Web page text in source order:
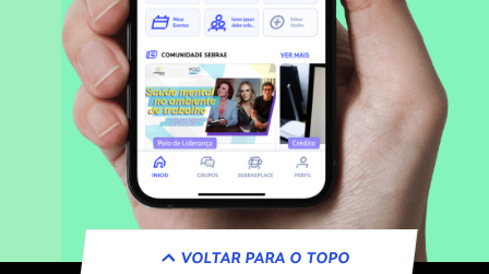
VOLTAR PARA O TOPO